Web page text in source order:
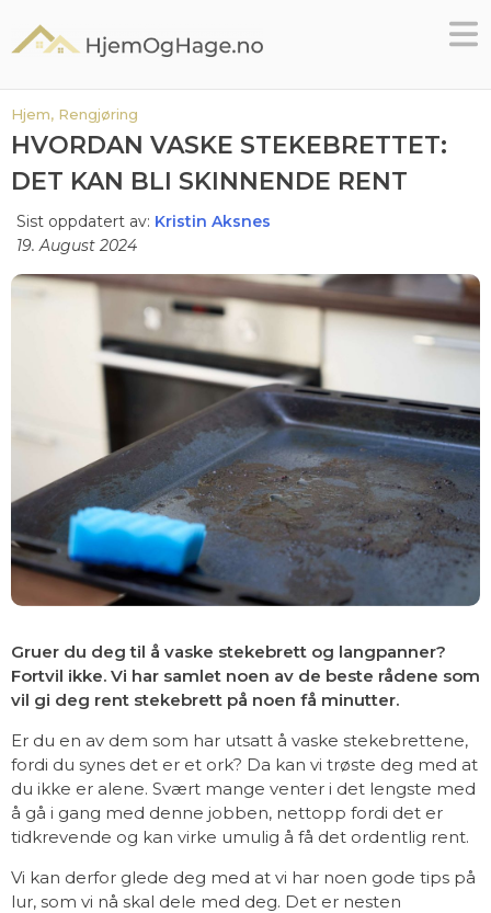
Hjem, Rengjøring
HVORDAN VASKE STEKEBRETTET:
DET KAN BLI SKINNENDE RENT
Sist oppdatert av: Kristin Aksnes
19. August 2024
Gruer du deg til å vaske stekebrett og langpanner?
Fortvil ikke. Vi har samlet noen av de beste rådene som
vil gi deg rent stekebrett på noen få minutter.
Er du en av dem som har utsatt å vaske stekebrettene,
fordi du synes det er et ork? Da kan vi trøste deg med at
du ikke er alene. Svært mange venter i det lengste med
å gå i gang med denne jobben, nettopp fordi det er
tidkrevende og kan virke umulig å få det ordentlig rent.
Vi kan derfor glede deg med at vi har noen gode tips på
lur, som vi nå skal dele med deg. Det er nesten